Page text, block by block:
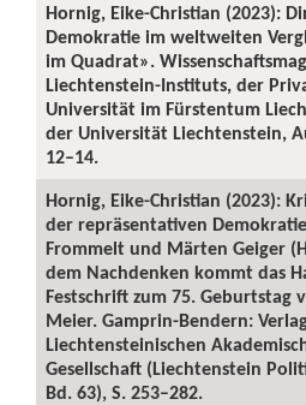
Hornig, Eike-Christian (2023):
Demokratie im weltweiten
im Quadrat».
Liechtenstein-Instituts, der
Universität im Fürstentum
der Universität Liechtenstein,
12–14.
Hornig, Eike-Christian (2023):
der repräsentativen
Frommelt und Märten Geiger
dem Nachdenken kommt das
Festschrift zum 75. Geburtstag
Meier. Gamprin-Bendern:
Liechtensteinischen
Gesellschaft (Liechtenstein
Bd. 63), S. 253–282.